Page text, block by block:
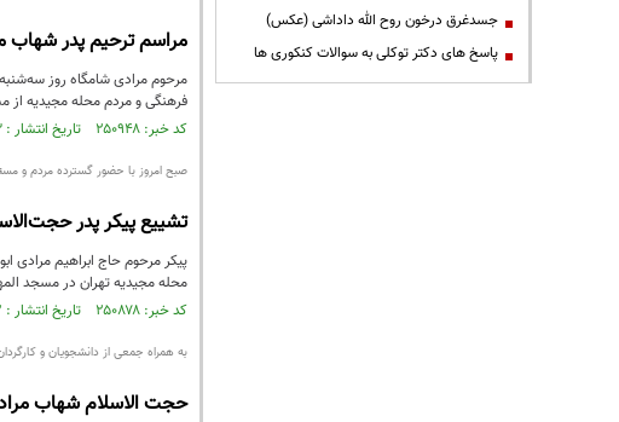
مراسم ترحیم پدر شهاب
فرهنگی و مردم محله مجیدیه از مسجد المهدی
کد خبر: ۲۵۰۹۴۸ تاریخ انتشار : ۱۳۹۴/۰۱/۱۳
صبح امروز با حضور گسترده مردم و
تشییع پیکر پدر
محله مجیدیه تهران در مسجد
کد خبر: ۲۵۰۸۷۸ تاریخ انتشار : ۱۳۹۴/۰۱/۱۲
به همراه جمعی از دانشجویان و
حجت الاسلام شهاب
جسدغرق درخون روح الله داداشی (عکس)
پاسخ های دکتر توکلی به سوالات کنکوری ها